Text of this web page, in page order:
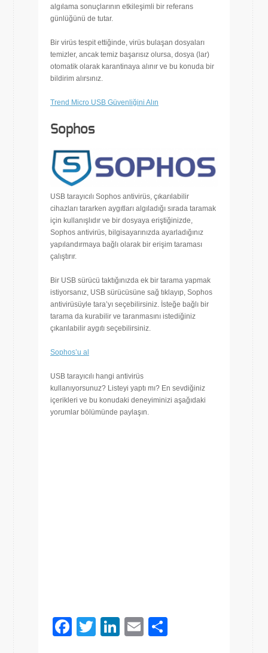
algılama sonuçlarının etkileşimli bir referans
günlüğünü de tutar.
Bir virüs tespit ettiğinde, virüs bulaşan dosyaları
temizler, ancak temiz başarısız olursa, dosya (lar)
otomatik olarak karantinaya alınır ve bu konuda bir
bildirim alırsınız.
Trend Micro USB Güvenliğini Alın
Sophos
USB tarayıcılı Sophos antivirüs, çıkarılabilir
cihazları tararken aygıtları algıladığı sırada taramak
için kullanışlıdır ve bir dosyaya eriştiğinizde,
Sophos antivirüs, bilgisayarınızda ayarladığınız
yapılandırmaya bağlı olarak bir erişim taraması
çalıştırır.
Bir USB sürücü taktığınızda ek bir tarama yapmak
istiyorsanız, USB sürücüsüne sağ tıklayıp, Sophos
antivirüsüyle tara’yı seçebilirsiniz. İsteğe bağlı bir
tarama da kurabilir ve taranmasını istediğiniz
çıkarılabilir aygıtı seçebilirsiniz.
Sophos’u al
USB tarayıcılı hangi antivirüs
kullanıyorsunuz? Listeyi yaptı mı? En sevdiğiniz
içerikleri ve bu konudaki deneyiminizi aşağıdaki
yorumlar bölümünde paylaşın.
Facebook
TwitterLinkedIn
Email